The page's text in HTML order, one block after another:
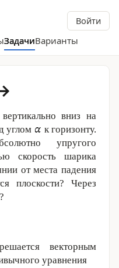
Войти
ЗадачиВарианты
вниз на
углом
к горизонту.
упругого
скорость шарика
от места падения
плоскости? Через
векторным
уравнения